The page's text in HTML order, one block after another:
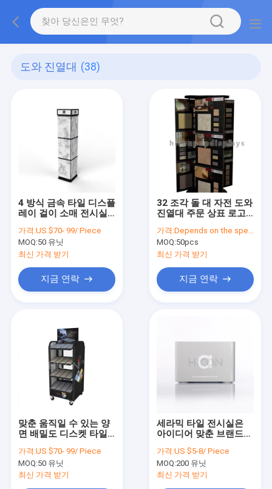
도와 진열대 (38)
4 방식 금속 타일 디스플
레이 걸이 소매 전시실
스플레이 걸이
가격:US $70- 99/ Piece
MOQ:50 유닛
최신 가격 받기
지금 연락
32 조각 돌 대 자전 도와
진열대 주문 상표 로고
가격:Depends on the specification
MOQ:50pcs
최신 가격 받기
지금 연락
맞춘 움직일 수 있는 양
면 배밀도 디스켓 타일
일 입지 디스플레이 자
립형을 쌓습니다
가격:US $70- 99/ Piece
MOQ:50 유닛
최신 가격 받기
세라믹 타일 전시실은
아이디어 맞춘 브랜드
보여줍니다
가격:US $5-8/ Piece
MOQ:200 유닛
최신 가격 받기